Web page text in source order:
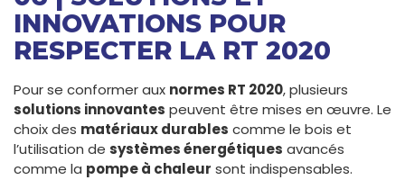
INNOVATIONS POUR
RESPECTER LA RT 2020
Pour se conformer aux normes RT 2020, plusieurs
solutions innovantes peuvent être mises en œuvre. Le
choix des matériaux durables comme le bois et
l’utilisation de systèmes énergétiques avancés
comme la pompe à chaleur sont indispensables.